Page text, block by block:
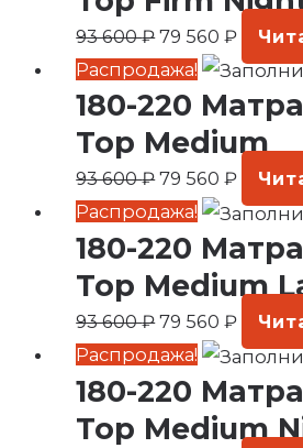
93 600₽
600 ₽.
79 560₽
Распродажа!
180-220
Top Medium
93 600₽
цена
составляла
93
600 ₽.
79 560₽
цена:
79
560 ₽.
Распродажа!
180-220
Top Medium
93 600₽
цена
составляла
93
600 ₽.
79 560₽
цена:
79
560 ₽.
Распродажа!
180-220
Top Medium
цена
составляла
цена:
79